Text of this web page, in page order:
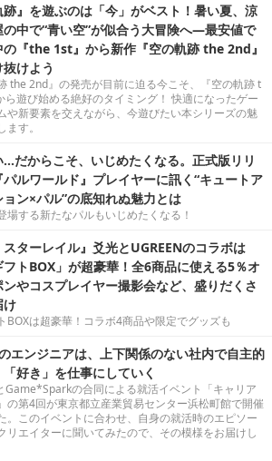
跡』を遊ぶのは「今」がベスト！暑い夏、涼
の中で“青い空”が似合う大冒険へ―最安値で
の『the 1st』から新作『空の軌跡 the 2nd』
けよう
the 2nd』の発売が目前に迫る今こそ、『空の軌跡 t
ら遊び始める絶好のタイミング！ 快適になったゲー
や新要素を交えながら、今遊びたい本シリーズの魅
ます。
…だからこそ、いじめたくなる。正式版リリ
パルワールド』プレイヤーに訊く“キュートア
ョン×パル”の底知れぬ魅力とは
場する新たなパルもいじめたくなる！
スターレイル』爻光とUGREENのコラボは
フトBOX」が超豪華！全6商品に使える5％オ
ンやコスプレイヤー撮影会など、盛りだくさ
け
BOXは超豪華！コラボ4商品や限定でグッズも
エンジニアは、上下関係のない社内で自主的
好き」を仕事にしていく
Game*Sparkの合同による就活イベント「キャリア
の第4回が東京都立産業貿易センター浜松町館で開催
。このイベントに合わせ、自身の就活時のエピソー
リエイターに聞いてみたので、その模様をお届けし